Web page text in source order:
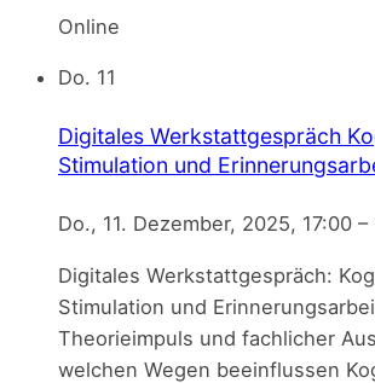
Online
Do. 11
Digitales Werkstattgespräch
Stimulation und
Do., 11. Dezember, 2025, 17:00 –
Digitales Werkstattgespräch:
Stimulation und
Theorieimpuls und fachlicher
welchen Wegen beeinflussen